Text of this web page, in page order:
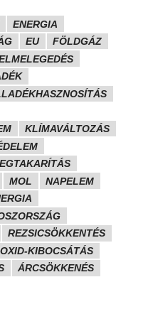
ENERGIA
EU
FÖLDGÁZ
KLÍMAVÁLTOZÁS
MOL
NAPELEM
REZSICSÖKKENTÉS
KIBOCSÁTÁS
ÁRCSÖKKENÉS